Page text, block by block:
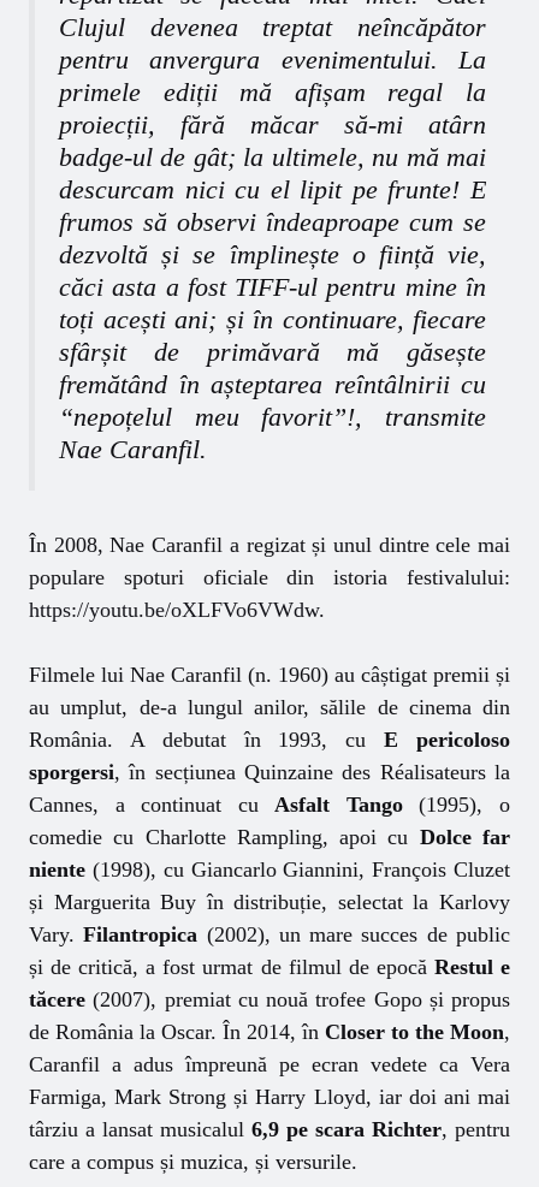
Clujul devenea treptat neîncăpător
pentru anvergura evenimentului. La
primele ediții mă afișam regal la
proiecții, fără măcar să-mi atârn
badge-ul de gât; la ultimele, nu mă mai
descurcam nici cu el lipit pe frunte! E
frumos să observi îndeaproape cum se
dezvoltă și se împlinește o ființă vie,
căci asta a fost TIFF-ul pentru mine în
toți acești ani; și în continuare, fiecare
sfârșit de primăvară mă găsește
fremătând în așteptarea reîntâlnirii cu
“nepoțelul meu favorit”!, transmite
Nae Caranfil.
În 2008,Nae Caranfil a regizat și unul dintre cele mai
populare spoturi oficiale din istoria festivalului:
https://youtu.be/oXLFVo6VWdw.
Filmele lui Nae Caranfil (n. 1960) au câștigat premii și
au umplut, de-a lungul anilor, sălile de cinema din
România. A debutat în 1993, cuE pericoloso
sporgersi, în secțiunea Quinzaine des Réalisateurs la
Cannes, a continuat cuAsfalt Tango(1995), o
comedie cu Charlotte Rampling, apoi cu Dolce far
niente (1998), cu Giancarlo Giannini, François Cluzet
și Marguerita Buy în distribuție, selectat la Karlovy
Vary.Filantropica (2002), un mare succes de public
și de critică, a fost urmat de filmul de epocă Restul e
tăcere (2007), premiat cu nouă trofee Gopo și propus
de România la Oscar. În 2014, în Closer to the Moon,
Caranfil a adus împreună pe ecran vedete ca Vera
Farmiga, Mark Strong și Harry Lloyd, iar doi ani mai
târziu a lansat musicalul 6,9 pe scara Richter, pentru
care a compus și muzica, și versurile.